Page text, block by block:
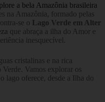
a bela Amazônia brasileira
na Amazônia, formado pelas
se o Lago Verde em Alter
que abraça a ilha do Amor e
inesquecível.
cristalinas e na rica
Vamos explorar os
lago oferece, desde a Ilha do